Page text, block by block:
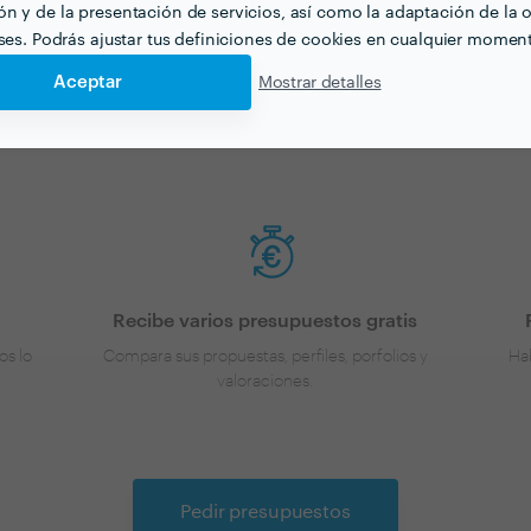
y de la presentación de servicios, así como la adaptación de la
Podrás ajustar tus definiciones de cookies en cualquier
Aceptar Mostrar detalles
de persianas para tu
una idea de los precios, ¡vamos a encontrar
lo
Recibe varios presupuestos gratis
Compara sus propuestas, perfiles, porfolios y
valoraciones.
Pedir presupuestos